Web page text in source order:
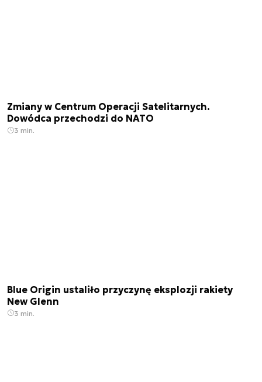
Zmiany w Centrum Operacji Satelitarnych.
Dowódca przechodzi do NATO
3 min.
Blue Origin ustaliło przyczynę eksplozji rakiety
New Glenn
3 min.